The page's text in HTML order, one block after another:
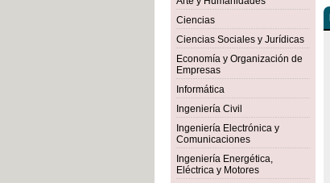
Ciencias
Ciencias Sociales y Jurídicas
Economía y Organización de
Empresas
Informática
Ingeniería Civil
Ingeniería Electrónica y
Comunicaciones
Ingeniería Energética,
Eléctrica y Motores